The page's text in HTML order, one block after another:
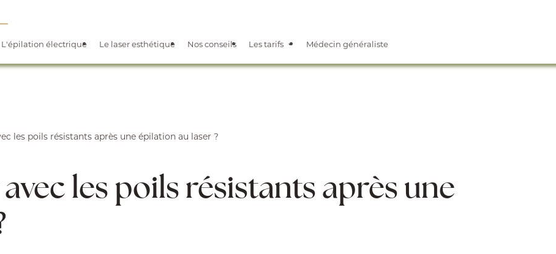
L'épilation électrique Le laser esthétique Nos conseils Les tarifs Médecin généraliste
les poils résistants après une épilation au laser ?
les poils résistants après une